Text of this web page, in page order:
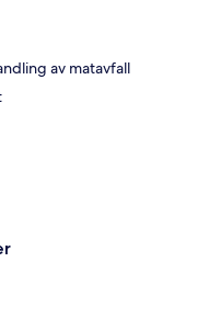
av matavfall